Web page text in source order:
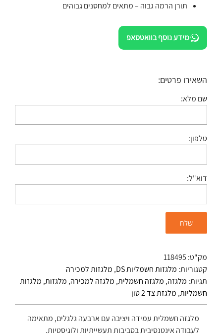
תורן הרמה גבוה – מתאים למחסנים גבוהים
מידע נוסף בוואטסאפ
השאירו פרטים:
שם מלא:
טלפון:
דוא"ל:
מק"ט: 118495
קטגוריות: מלגזות חשמליות DS , מלגזות למכירה
תגיות: מלגזה, מלגזה חשמלית, מלגזה למכירה, מלגזות, מלגזות
חשמליות, מלגזת צד 2 טון
מלגזה חשמלית עמידה ויציבה עם ארבעה גלגלים, מתאימה
לעבודה אינטנסיבית בסביבות תעשייתיות ולוגיסטיות.